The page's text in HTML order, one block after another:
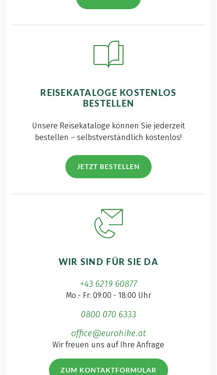
REISEKATALOGE KOSTENLOS
BESTELLEN
Unsere Reisekataloge können Sie jederzeit
bestellen – selbstverständlich kostenlos!
JETZT BESTELLEN
WIR SIND FÜR SIE DA
+43 6219 60877
Mo - Fr: 09:00 - 18:00 Uhr
0800 070 6333
office@eurohike.at
Wir freuen uns auf Ihre Anfrage
ZUM KONTAKTFORMULAR